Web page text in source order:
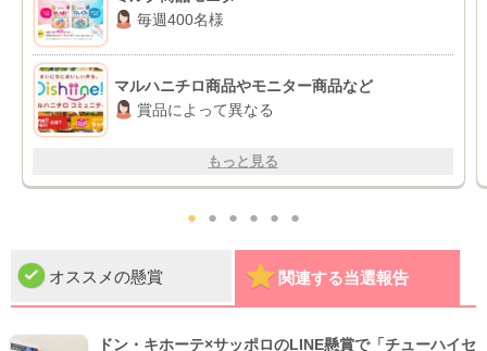
毎週400名様
マルハニチロ商品やモニター商品など
賞品によって異なる
もっと見る
● ● ● ● ● ●
オススメの懸賞 関連する当選報告
ドン・キホーテ×サッポロのLINE懸賞で「チューハイセ